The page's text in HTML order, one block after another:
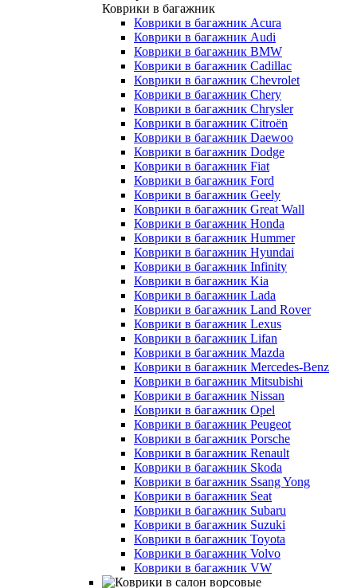
Коврики в багажник
Коврики в багажник Acura
Коврики в багажник Audi
Коврики в багажник BMW
Коврики в багажник Cadillac
Коврики в багажник Chevrolet
Коврики в багажник Chery
Коврики в багажник Chrysler
Коврики в багажник Citroёn
Коврики в багажник Daewoo
Коврики в багажник Dodge
Коврики в багажник Fiat
Коврики в багажник Ford
Коврики в багажник Geely
Коврики в багажник Great Wall
Коврики в багажник Honda
Коврики в багажник Hummer
Коврики в багажник Hyundai
Коврики в багажник Infinity
Коврики в багажник Kia
Коврики в багажник Lada
Коврики в багажник Land Rover
Коврики в багажник Lexus
Коврики в багажник Lifan
Коврики в багажник Mazda
Коврики в багажник Merсedes-Benz
Коврики в багажник Mitsubishi
Коврики в багажник Nissan
Коврики в багажник Opel
Коврики в багажник Peugeot
Коврики в багажник Porsche
Коврики в багажник Renault
Коврики в багажник Skoda
Коврики в багажник Ssang Yong
Коврики в багажник Seat
Коврики в багажник Subaru
Коврики в багажник Suzuki
Коврики в багажник Toyota
Коврики в багажник Volvo
Коврики в багажник VW